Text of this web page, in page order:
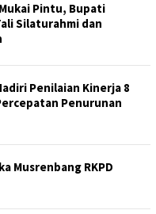
Pintu, Bupati
Silaturahmi dan
Penilaian Kinerja 8
Penurunan
Musrenbang RKPD